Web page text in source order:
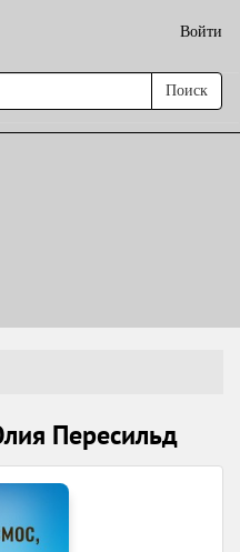
Войти
Поиск
Пересильд